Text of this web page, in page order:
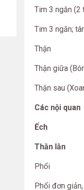
Tim 3 ngăn (2
Tim 3 ngăn;
Thận
Thận giữa
Thận sau
Các nội quan
Ếch
Thằn lằn
Phổi
Phổi đơn